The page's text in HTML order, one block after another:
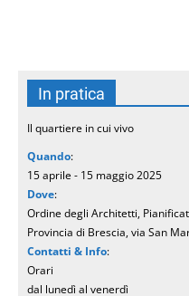
In pratica
Il quartiere in cui vivo
Quando:
15 aprile - 15 maggio 2025
Dove:
Ordine degli Architetti,
Provincia di Brescia, via San
Contatti & Info:
Orari
dal lunedì al venerdì